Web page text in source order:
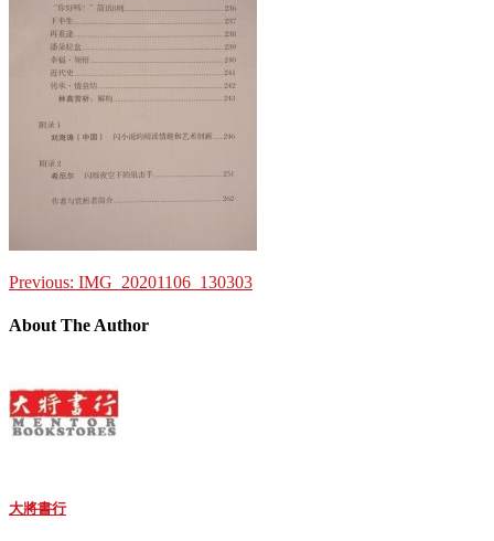
Previous: IMG_20201106_130303
About The Author
大將書行